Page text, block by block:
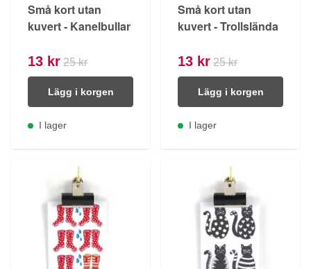
Små kort utan
kuvert - Kanelbullar
13 kr 25 kr
Lägg i korgen
I lager
Små kort utan
kuvert - Trollslända
13 kr 25 kr
Lägg i korgen
I lager